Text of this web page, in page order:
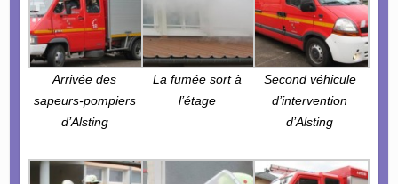
Arrivée des
sapeurs-pompiers
d’Alsting
La fumée sort à
l’étage
Second véhicule
d’intervention
d’Alsting